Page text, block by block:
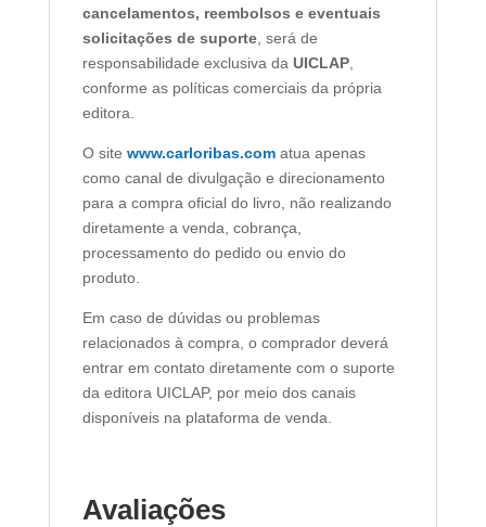
cancelamentos, reembolsos e eventuais
solicitações de suporte, será de
responsabilidade exclusiva da UICLAP,
conforme as políticas comerciais da própria
editora.
O site www.carloribas.comatua apenas
como canal de divulgação e direcionamento
para a compra oficial do livro, não realizando
diretamente a venda, cobrança,
processamento do pedido ou envio do
produto.
Em caso de dúvidas ou problemas
relacionados à compra, o comprador deverá
entrar em contato diretamente com o suporte
da editora UICLAP, por meio dos canais
disponíveis na plataforma de venda.
Avaliações